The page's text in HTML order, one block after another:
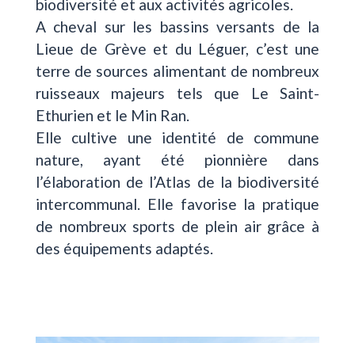
biodiversité et aux activités agricoles.
A cheval sur les bassins versants de la
Lieue de Grève et du Léguer, c’est une
terre de sources alimentant de nombreux
ruisseaux majeurs tels que Le Saint-
Ethurien et le Min Ran.
Elle cultive une identité de commune
nature, ayant été pionnière dans
l’élaboration de l’Atlas de la biodiversité
intercommunal. Elle favorise la pratique
de nombreux sports de plein air grâce à
des équipements adaptés.